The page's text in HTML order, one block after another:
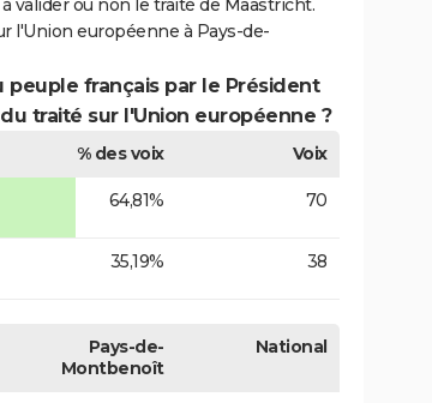
valider ou non le traité de Maastricht.
l'Union européenne à Pays-de-
français par le Président
traité sur l'Union européenne ?
% des voix
Voix
64,81% 70
35,19% 38
Pays-de-
Montbenoît
National